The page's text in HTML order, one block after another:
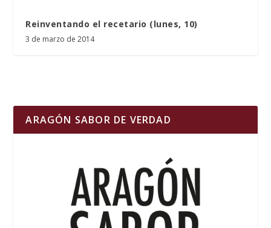
Reinventando el recetario (lunes, 10)
3 de marzo de 2014
ARAGÓN SABOR DE VERDAD